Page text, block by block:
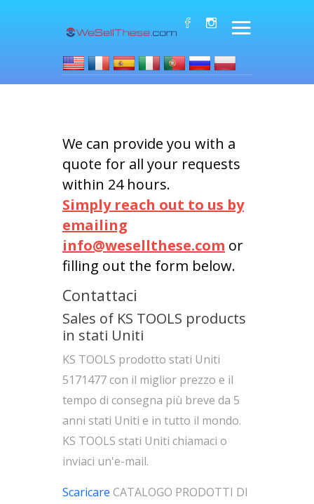
We can provide you with a
quote for all your requests
within 24 hours.
Simply reach out to us by
emailing
info@wesellthese.com or
filling out the form below.
Contattaci
Sales of KS TOOLS products
in stati Uniti
KS TOOLS prodotto stati Uniti
5171477 con il miglior prezzo e il
tempo di consegna più breve da 5
anni stati Uniti e in tutto il mondo.
KS TOOLS stati Uniti chiamaci o
inviaci un'e-mail.
Scaricare CATALOGO PRODOTTI DI